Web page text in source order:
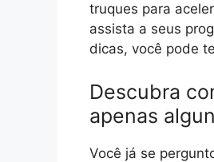
truques para
assista a seus
dicas, você pode
Descubra
apenas
Você já se